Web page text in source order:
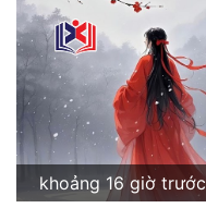
khoảng 16 giờ trước